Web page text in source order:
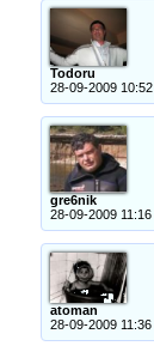
Todoru
28-09-2009 10:52
gre6nik
28-09-2009 11:16
atoman
28-09-2009 11:36